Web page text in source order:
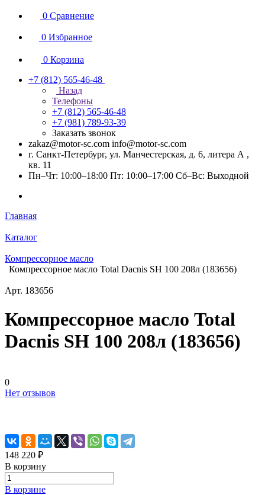
0 Сравнение
0 Избранное
0 Корзина
+7 (812) 565-46-48
Назад
Телефоны
+7 (812) 565-46-48
+7 (981) 789-93-39
Заказать звонок
zakaz@motor-sc.com info@motor-sc.com
г. Санкт-Петербург, ул. Манчестерская, д. 6, литера А ,
кв. 11
Пн–Чт: 10:00–18:00 Пт: 10:00–17:00 Сб–Вс: Выходной
Главная
Каталог
Компрессорное масло
Компрессорное масло Total Dacnis SH 100 208л (183656)
Арт. 183656
Компрессорное масло Total
Dacnis SH 100 208л (183656)
0
Нет отзывов
148 220 ₽
В корзину
В корзине